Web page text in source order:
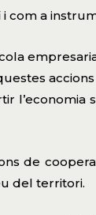
com a
l’economia
de
del territori.